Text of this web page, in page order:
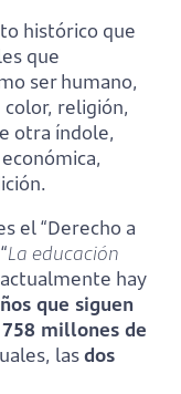
histórico que
que
ser humano,
religión,
otra índole,
el “Derecho a
La educación
actualmente hay
que siguen
758 millones de
lasdos